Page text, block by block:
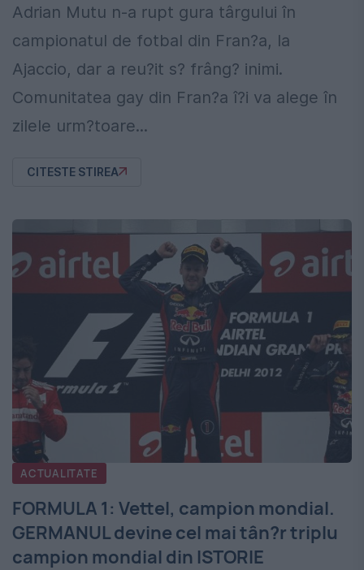
Adrian Mutu n-a rupt gura târgului în
campionatul de fotbal din Fran?a, la
Ajaccio, dar a reu?it s? frâng? inimi.
Comunitatea gay din Fran?a î?i va alege în
zilele urm?toare...
CITESTE STIREA
ACTUALITATE
FORMULA 1: Vettel, campion mondial.
GERMANUL devine cel mai tân?r triplu
campion mondial din ISTORIE